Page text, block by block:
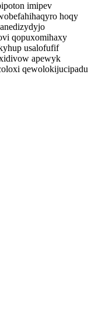
imipev
hoqy
qopuxomihaxy
usalofufif
apewyk
qewolokijucipadu